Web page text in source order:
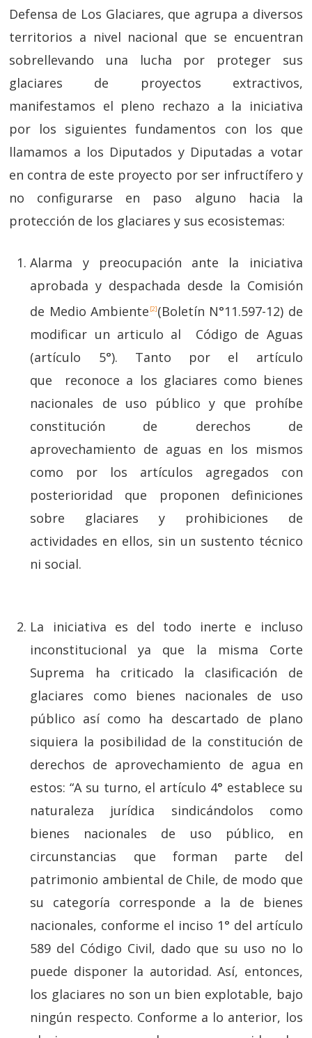
Defensa de Los Glaciares, que agrupa a diversos
territorios a nivel nacional que se encuentran
sobrellevando una lucha por proteger sus
glaciares de proyectos extractivos,
manifestamos el pleno rechazo a la iniciativa
por los siguientes fundamentos con los que
llamamos a los Diputados y Diputadas a votar
en contra de este proyecto por ser infructífero y
no configurarse en paso alguno hacia la
protección de los glaciares y sus ecosistemas:
Alarma y preocupación ante la iniciativa
aprobada y despachada desde la Comisión
de Medio Ambiente [2](Boletín N°11.597-12) de
modificar un articulo al Código de Aguas
(artículo 5°). Tanto por el artículo
que reconoce a los glaciares como bienes
nacionales de uso público y que prohíbe
constitución de derechos de
aprovechamiento de aguas en los mismos
como por los artículos agregados con
posterioridad que proponen definiciones
sobre glaciares y prohibiciones de
actividades en ellos, sin un sustento técnico
ni social.
La iniciativa es del todo inerte e incluso
inconstitucional ya que la misma Corte
Suprema ha criticado la clasificación de
glaciares como bienes nacionales de uso
público así como ha descartado de plano
siquiera la posibilidad de la constitución de
derechos de aprovechamiento de agua en
estos: “A su turno, el artículo 4° establece su
naturaleza jurídica sindicándolos como
bienes nacionales de uso público, en
circunstancias que forman parte del
patrimonio ambiental de Chile, de modo que
su categoría corresponde a la de bienes
nacionales, conforme el inciso 1° del artículo
589 del Código Civil, dado que su uso no lo
puede disponer la autoridad. Así, entonces,
los glaciares no son un bien explotable, bajo
ningún respecto. Conforme a lo anterior, los